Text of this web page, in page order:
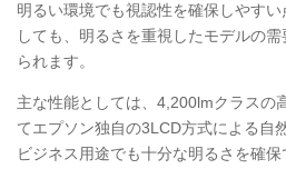
明るい環境でも視認性を確保しやす
しても、明るさを重視したモデルの
られます。
主な性能としては、4,200lmクラスの
てエプソン独自の3LCD方式による自
ビジネス用途でも十分な明るさを確